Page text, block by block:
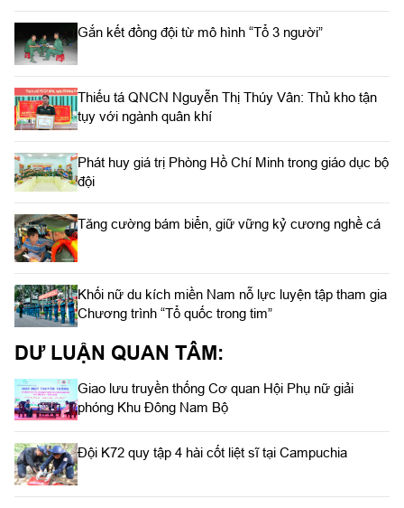
Gắn kết đồng đội từ mô hình “Tổ 3 người”
Thiếu tá QNCN Nguyễn Thị Thúy Vân: Thủ kho tận
tụy với ngành quân khí
Phát huy giá trị Phòng Hồ Chí Minh trong giáo dục bộ
đội
Tăng cường bám biển, giữ vững kỷ cương nghề cá
Khối nữ du kích miền Nam nỗ lực luyện tập tham gia
Chương trình “Tổ quốc trong tim”
DƯ LUẬN QUAN TÂM:
Giao lưu truyền thống Cơ quan Hội Phụ nữ giải
phóng Khu Đông Nam Bộ
Đội K72 quy tập 4 hài cốt liệt sĩ tại Campuchia